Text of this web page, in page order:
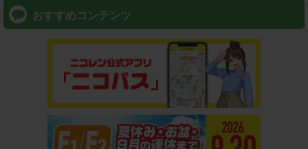
おすすめコンテンツ